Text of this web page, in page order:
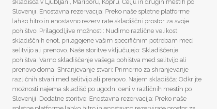
skladišča v Ljubljani, Mariboru, Kopru, Celju in drugih mestih po
Sloveniji. Enostavna rezervacija: Preko naše spletne platforme
lahko hitro in enostavno rezervirate skladiščni prostor za svoje
pohištvo. Prilagodljive možnosti: Nudimo različne velikosti
skladiščnih enot, prilagojene vašim specifičnim potrebam med
selitvijo ali prenovo. Naše storitve vključujejo: Skladiščenje
pohištva: Varno skladiščenje vašega pohištva med selitvijo ali
prenovo doma. Shranjevanje stvari: Primerno za shranjevanje
različnih stvari med selitvijo ali prenovo. Najem skladišča: Odkrijte
možnosti najema skladišč po ugodni ceni v različnih mestih po
Sloveniji. Dodatne storitve: Enostavna rezervacija: Preko naše